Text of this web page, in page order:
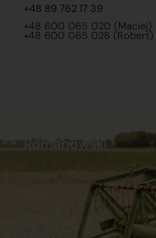
+48 89 762 17 39
+48 600 065 020 (Maciej)
+48 600 065 028 (Robert)
Romanowski
Sklep internetowy